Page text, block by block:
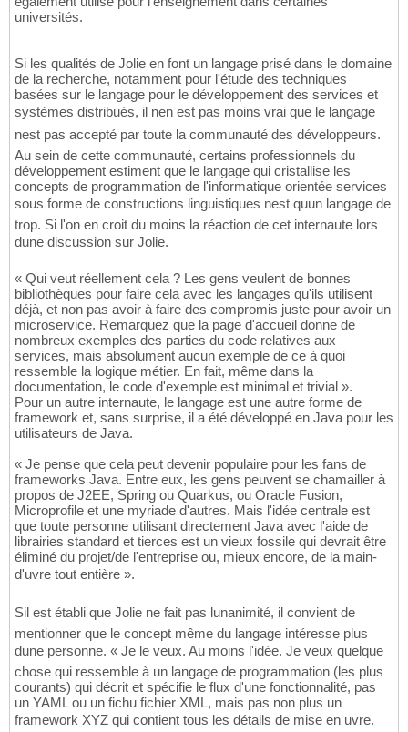
universités.
Si les qualités de Jolie en font un langage prisé dans le domaine
de la recherche, notamment pour l'étude des techniques
basées sur le langage pour le développement des services et
systèmes distribués, il nen est pas moins vrai que le langage
nest pas accepté par toute la communauté des développeurs.
Au sein de cette communauté, certains professionnels du
développement estiment que le langage qui cristallise les
concepts de programmation de l'informatique orientée services
sous forme de constructions linguistiques nest quun langage de
trop. Si l'on en croit du moins la réaction de cet internaute lors
dune discussion sur Jolie.
« Qui veut réellement cela ? Les gens veulent de bonnes
bibliothèques pour faire cela avec les langages qu'ils utilisent
déjà, et non pas avoir à faire des compromis juste pour avoir un
microservice. Remarquez que la page d'accueil donne de
nombreux exemples des parties du code relatives aux
services, mais absolument aucun exemple de ce à quoi
ressemble la logique métier. En fait, même dans la
documentation, le code d'exemple est minimal et trivial ».
Pour un autre internaute, le langage est une autre forme de
framework et, sans surprise, il a été développé en Java pour les
utilisateurs de Java.
« Je pense que cela peut devenir populaire pour les fans de
frameworks Java. Entre eux, les gens peuvent se chamailler à
propos de J2EE, Spring ou Quarkus, ou Oracle Fusion,
Microprofile et une myriade d'autres. Mais l'idée centrale est
que toute personne utilisant directement Java avec l'aide de
librairies standard et tierces est un vieux fossile qui devrait être
éliminé du projet/de l'entreprise ou, mieux encore, de la main-
d'uvre tout entière ».
Sil est établi que Jolie ne fait pas lunanimité, il convient de
mentionner que le concept même du langage intéresse plus
dune personne. « Je le veux. Au moins l'idée. Je veux quelque
chose qui ressemble à un langage de programmation (les plus
courants) qui décrit et spécifie le flux d'une fonctionnalité, pas
un YAML ou un fichu fichier XML, mais pas non plus un
framework XYZ qui contient tous les détails de mise en uvre.